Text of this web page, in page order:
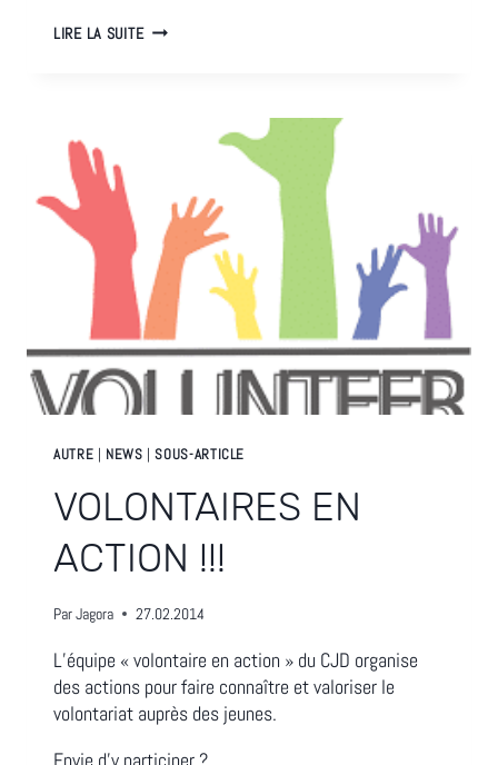
LIRE LA SUITETHE
VIDÉO…
AUTRE NEWS |SOUS-ARTICLE
VOLONTAIRES EN
ACTION !!!
ParJagora 27.02.2014
L’équipe « volontaire en action » du CJD organise
des actions pour faire connaître et valoriser le
volontariat auprès des jeunes.
Envie d’y participer ?